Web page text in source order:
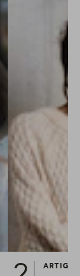
ARTIGO